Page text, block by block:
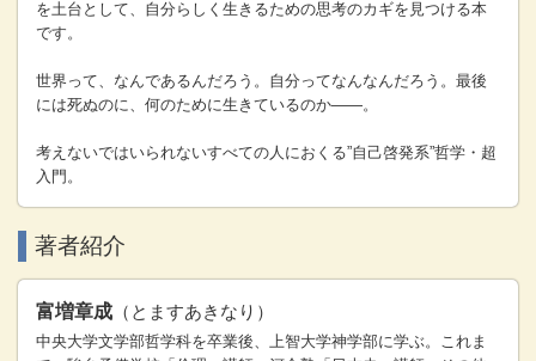
を土台として、自分らしく生きるための思考のカギを見つける本
です。
世界って、なんであるんだろう。自分ってなんなんだろう。最後
には死ぬのに、何のために生きているのか――。
考えないではいられないすべての人におくる”自己啓発系”哲学・超
入門。
著者紹介
富増章成 （とますあきなり）
中央大学文学部哲学科を卒業後、上智大学神学部に学ぶ。これま